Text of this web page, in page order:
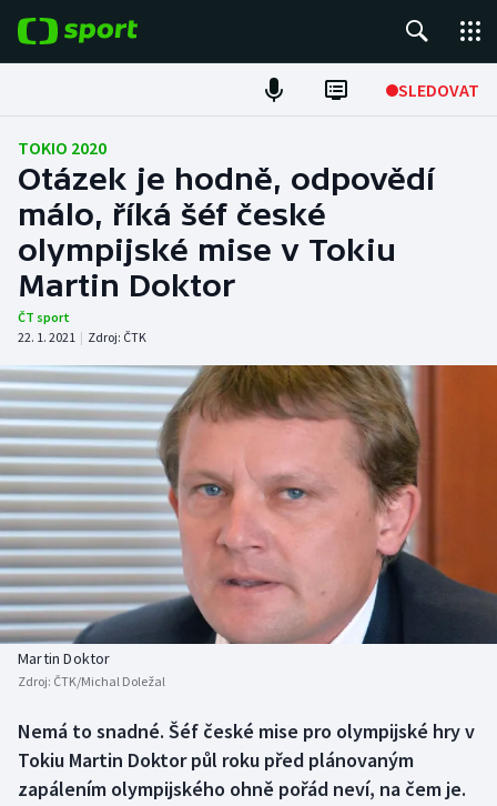
SLEDOVAT
Fotbal
Hokej
Tenis
Atletika
DALŠÍ SPORTY
Americký fotbal
Baseball a softbal
Basketbal
Biatlon
Boby a skeleton
Box
Curling
NEPŘEHLÉDNĚTE
Soutěže
Historické návraty
Aplikace ČT sport
AZ kvíz
TOKIO 2020
Otázek je hodně, odpovědí
málo, říká šéf české
olympijské mise v Tokiu
Martin Doktor
ČT sport
22. 1. 2021 | Zdroj: ČTK
Martin Doktor
Zdroj: ČTK/Michal Doležal
Nemá to snadné. Šéf české mise pro olympijské hry v
Tokiu Martin Doktor půl roku před plánovaným
zapálením olympijského ohně pořád neví, na čem je.